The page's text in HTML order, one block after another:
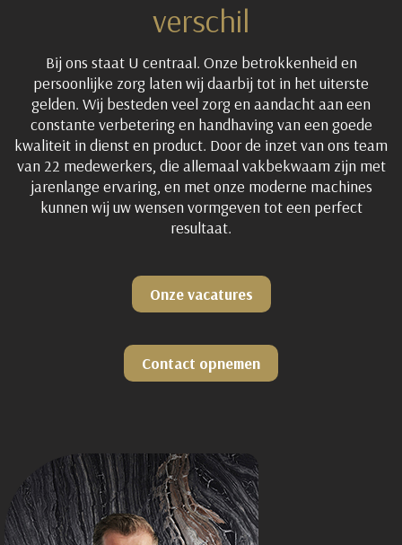
verschil
Bij ons staat U centraal. Onze betrokkenheid en
persoonlijke zorg laten wij daarbij tot in het uiterste
gelden. Wij besteden veel zorg en aandacht aan een
constante verbetering en handhaving van een goede
kwaliteit in dienst en product. Door de inzet van ons team
van 22 medewerkers, die allemaal vakbekwaam zijn met
jarenlange ervaring, en met onze moderne machines
kunnen wij uw wensen vormgeven tot een perfect
resultaat.
Onze vacatures
Contact opnemen